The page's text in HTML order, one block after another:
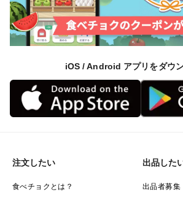
iOS / Android アプリをダウ
注文したい
食べチョクとは？
出品した
出品者募集